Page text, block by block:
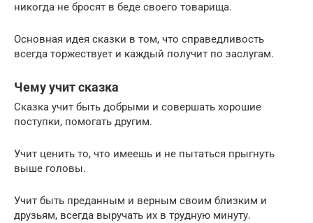
никогда не бросят в беде своего товарища.
Основная идея сказки в том, что справедливость
всегда торжествует и каждый получит по заслугам.
Чему учит сказка
Сказка учит быть добрыми и совершать хорошие
поступки, помогать другим.
Учит ценить то, что имеешь и не пытаться прыгнуть
выше головы.
Учит быть преданным и верным своим близким и
друзьям, всегда выручать их в трудную минуту.